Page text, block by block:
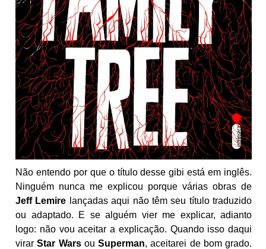
Não entendo por que o título desse gibi está em inglês.
Ninguém nunca me explicou porque várias obras de
Jeff Lemire lançadas aqui não têm seu título traduzido
ou adaptado. E se alguém vier me explicar, adianto
logo: não vou aceitar a explicação. Quando isso daqui
virarStar Warsou Superman, aceitarei de bom grado.